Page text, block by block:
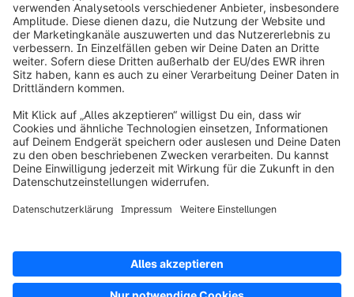
Über Shopware
Produkt
Lösungen
Partner
Entwickler
Ressourcen
DatenschutzImpressumDigital Services Act (DSA)